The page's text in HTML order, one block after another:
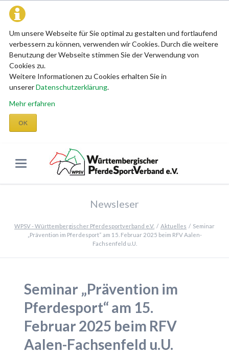
Um unsere Webseite für Sie optimal zu gestalten und fortlaufend
verbessern zu können, verwenden wir Cookies. Durch die weitere
Benutzung der Webseite stimmen Sie der Verwendung von
Cookies zu.
Weitere Informationen zu Cookies erhalten Sie in
unsererDatenschutzerklärung.
Mehr erfahren
OK
Newsleser
WPSV - Württembergischer Pferdesportverband e.V. Aktuelles
Seminar
„Prävention im Pferdesport“ am 15. Februar 2025 beim RFV Aalen-
Fachsenfeld u.U.
Seminar „Prävention im
Pferdesport“ am 15.
Februar 2025 beim RFV
Aalen-Fachsenfeld u.U.